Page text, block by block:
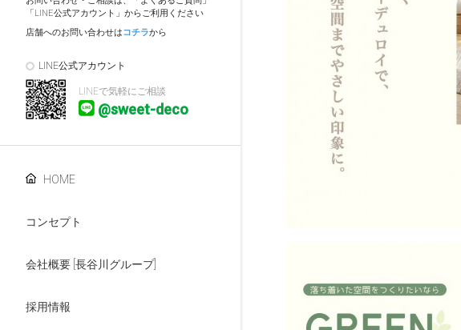
「LINE公式アカウント」からご利用ください
店舗へのお問い合わせはコチラから
LINE公式アカウント
LINEで気軽にご相談
@sweet-deco
HOME
コンセプト
会社概要 [長谷川グループ]
採用情報